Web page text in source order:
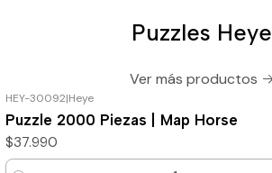
Puzzles Heye
Ver más productos
HEY-30092|Heye
Puzzle 2000 Piezas | Map Horse
$37.990